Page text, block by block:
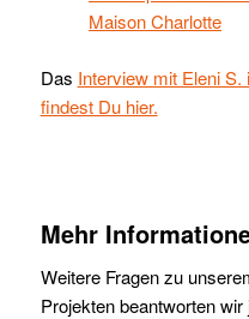
Das Interview mit Eleni
findest Du hier.
Mehr
Weitere Fragen zu
Projekten beantworten